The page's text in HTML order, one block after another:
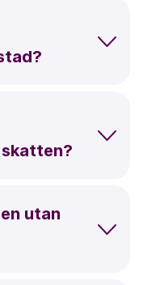
utan